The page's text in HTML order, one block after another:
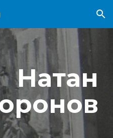
Skip to navigation
Натан